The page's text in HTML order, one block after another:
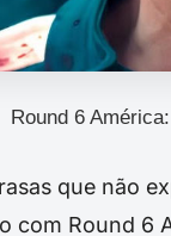
Round 6
que não
com Round 6